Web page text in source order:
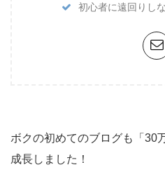
初心者に遠回りし
ボクの初めてのブログも「30
成長しました！